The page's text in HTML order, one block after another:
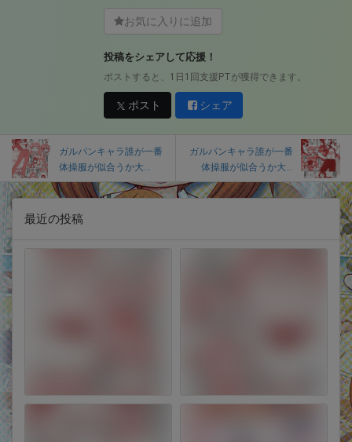
お気に入りに追加
投稿をシェアして応援！
ポストすると、1日1回支援PTが獲得できます。
ポスト シェア
ガルパンキャラ誰が一番
体操服が似合うか大...
ガルパンキャラ誰が一番
体操服が似合うか大...
最近の投稿